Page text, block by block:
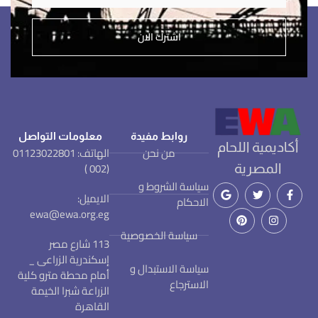
اشترك الان
أكاديمية اللحام
المصرية
روابط مفيدة
من نحن
سياسة الشروط و
الاحكام
سياسة الخصوصية
سياسة الاستبدال و
الاسترجاع
معلومات التواصل
الهاتف: 01123022801
(002 )
الايميل:
ewa@ewa.org.eg
113 شارع مصر
إسكندرية الزراعى _
أمام محطة مترو كلية
الزراعة شبرا الخيمة
القاهرة